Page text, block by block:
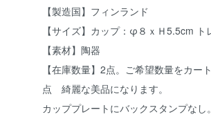
【製造国】フィンランド
【サイズ】カップ：φ８ｘＨ5.5cm
【素材】陶器
【在庫数量】2点。ご希望数量をカ
点 綺麗な美品になります。
カッププレートにバックスタンプなし。